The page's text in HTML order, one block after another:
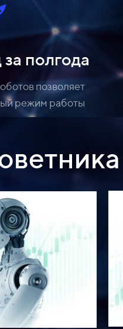
полгода
позволяет
режим работы